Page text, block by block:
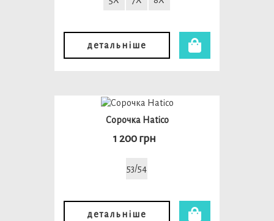
детальніше
Сорочка Hatico
1 200 грн
53/54
детальніше